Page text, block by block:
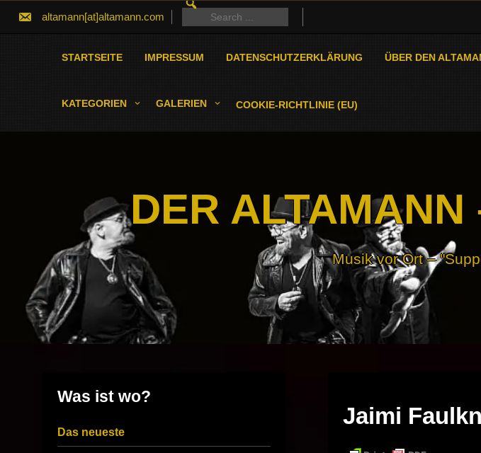
altamann[at]altamann.com
FOR:
Search
for:
STARTSEITE IMPRESSUM DATENSCHUTZERKLÄRUNG ÜBER DEN
KATEGORIEN GALERIEN COOKIE-RICHTLINIE (EU)
DER
Musik vor Ort –
Jaimi
Was ist wo?
Das neueste